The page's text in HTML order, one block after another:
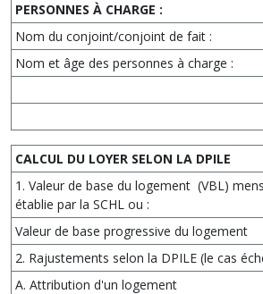
PERSONNES À CHARGE :
Nom du conjoint/conjoint de fait :
Nom et âge des personnes à charge :
CALCUL DU LOYER SELON LA DPILE
1. Valeur de base du logement (VBL)
établie par la SCHL ou :
Valeur de base progressive du logement
2. Rajustements selon la DPILE (le cas
A. Attribution d'un logement